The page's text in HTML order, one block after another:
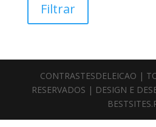
Filtrar
CONTRASTESDELEICAO |
RESERVADOS | DESIGN E